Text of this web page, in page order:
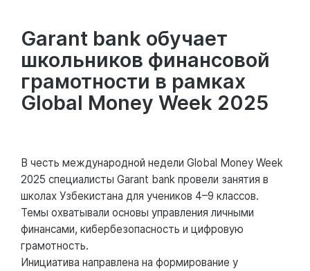
Garant bank обучает
школьников финансовой
грамотности в рамках
Global Money Week 2025
В честь международной недели Global Money Week
2025 специалисты Garant bank провели занятия в
школах Узбекистана для учеников 4–9 классов.
Темы охватывали основы управления личными
финансами, кибербезопасность и цифровую
грамотность.
Инициатива направлена на формирование у